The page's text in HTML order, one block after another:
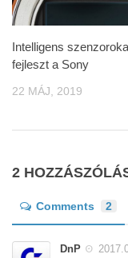
Intelligens
fejleszt a Sony
22 MÁJ, 2019
2
Comments 2
DnP